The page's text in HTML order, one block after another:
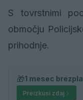
S tovrstnimi
območju
prihodnje.
🎁1 mesec
Preizkusi zdaj